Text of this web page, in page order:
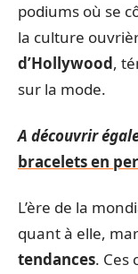
podiums où se
la culture
d’Hollywood,
sur la mode.
A découvrir
bracelets en
L’ère de la
quant à elle,
tendances. Ces